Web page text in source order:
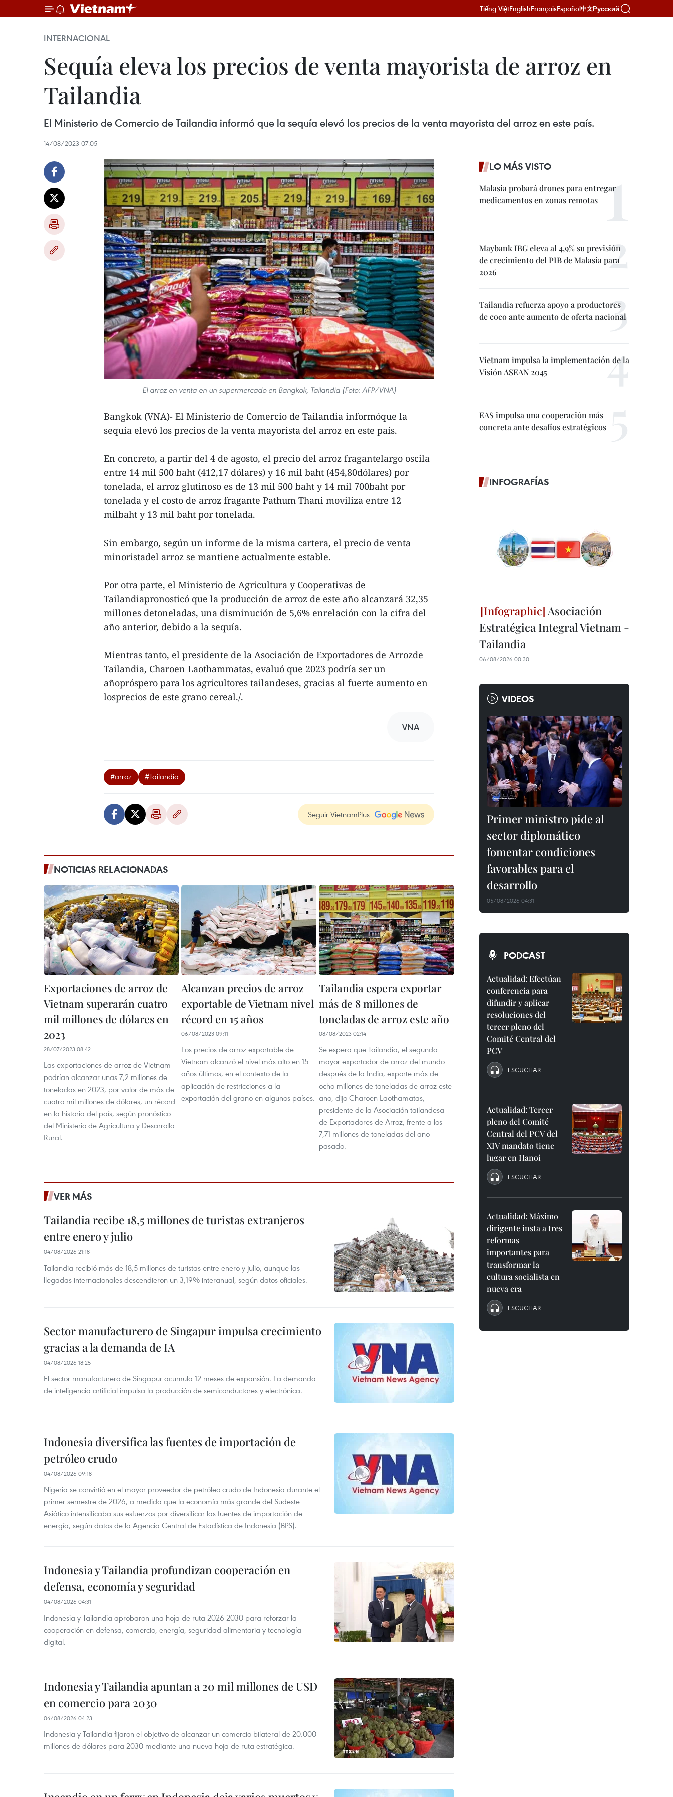
Tiếng ViệtEnglishFrançaisEspañol中文Русский
INTERNACIONAL
Sequía eleva los precios de venta mayorista de arroz en
Tailandia
El Ministerio de Comercio de Tailandia informó que la sequía elevó los precios de la venta mayorista del arroz en este país.
14/08/2023 07:05
El arroz en venta en un supermercado en Bangkok, Tailandia (Foto: AFP/VNA)
Bangkok (VNA)- El Ministerio de Comercio de Tailandia informóque la
sequía elevó los precios de la venta mayorista del arroz en este país.
En concreto, a partir del 4 de agosto, el precio del arroz fragantelargo oscila
entre 14 mil 500 baht (412,17 dólares) y 16 mil baht (454,80dólares) por
tonelada, el arroz glutinoso es de 13 mil 500 baht y 14 mil 700baht por
tonelada y el costo de arroz fragante Pathum Thani moviliza entre 12
milbaht y 13 mil baht por tonelada.
Sin embargo, según un informe de la misma cartera, el precio de venta
minoristadel arroz se mantiene actualmente estable.
Por otra parte, el Ministerio de Agricultura y Cooperativas de
Tailandiapronosticó que la producción de arroz de este año alcanzará 32,35
millones detoneladas, una disminución de 5,6% enrelación con la cifra del
año anterior, debido a la sequía.
Mientras tanto, el presidente de la Asociación de Exportadores de Arrozde
Tailandia, Charoen Laothammatas, evaluó que 2023 podría ser un
añopróspero para los agricultores tailandeses, gracias al fuerte aumento en
losprecios de este grano cereal./.
VNA
#arroz #Tailandia
Seguir VietnamPlus
NOTICIAS RELACIONADAS
Exportaciones de arroz de
Vietnam superarán cuatro
mil millones de dólares en
2023
28/07/2023 08:42
Las exportaciones de arroz de Vietnam
podrían alcanzar unas 7,2 millones de
toneladas en 2023, por valor de más de
cuatro mil millones de dólares, un récord
en la historia del país, según pronóstico
del Ministerio de Agricultura y Desarrollo
Rural.
Alcanzan precios de arroz
exportable de Vietnam nivel
récord en 15 años
06/08/2023 09:11
Los precios de arroz exportable de
Vietnam alcanzó el nivel más alto en 15
años últimos, en el contexto de la
aplicación de restricciones a la
exportación del grano en algunos países.
Tailandia espera exportar
más de 8 millones de
toneladas de arroz este año
08/08/2023 02:14
Se espera que Tailandia, el segundo
mayor exportador de arroz del mundo
después de la India, exporte más de
ocho millones de toneladas de arroz este
año, dijo Charoen Laothamatas,
presidente de la Asociación tailandesa
de Exportadores de Arroz, frente a los
7,71 millones de toneladas del año
pasado.
VER MÁS
Tailandia recibe 18,5 millones de turistas extranjeros
entre enero y julio
04/08/2026 21:18
Tailandia recibió más de 18,5 millones de turistas entre enero y julio, aunque las
llegadas internacionales descendieron un 3,19% interanual, según datos oficiales.
Sector manufacturero de Singapur impulsa crecimiento
gracias a la demanda de IA
04/08/2026 18:25
El sector manufacturero de Singapur acumula 12 meses de expansión. La demanda
de inteligencia artificial impulsa la producción de semiconductores y electrónica.
Indonesia diversifica las fuentes de importación de
petróleo crudo
04/08/2026 09:18
Nigeria se convirtió en el mayor proveedor de petróleo crudo de Indonesia durante el
primer semestre de 2026, a medida que la economía más grande del Sudeste
Asiático intensificaba sus esfuerzos por diversificar las fuentes de importación de
energía, según datos de la Agencia Central de Estadística de Indonesia (BPS).
Indonesia y Tailandia profundizan cooperación en
defensa, economía y seguridad
04/08/2026 04:31
Indonesia y Tailandia aprobaron una hoja de ruta 2026-2030 para reforzar la
cooperación en defensa, comercio, energía, seguridad alimentaria y tecnología
digital.
Indonesia y Tailandia apuntan a 20 mil millones de USD
en comercio para 2030
04/08/2026 04:23
Indonesia y Tailandia fijaron el objetivo de alcanzar un comercio bilateral de 20.000
millones de dólares para 2030 mediante una nueva hoja de ruta estratégica.
LO MÁS VISTO
Malasia probará drones para entregar
medicamentos en zonas remotas
Maybank IBG eleva al 4,9% su previsión
de crecimiento del PIB de Malasia para
2026
Tailandia refuerza apoyo a productores
de coco ante aumento de oferta nacional
Vietnam impulsa la implementación de la
Visión ASEAN 2045
EAS impulsa una cooperación más
concreta ante desafíos estratégicos
INFOGRAFÍAS
Asociación
Estratégica Integral Vietnam -
Tailandia
06/08/2026 00:30
VIDEOS
Primer ministro pide al
sector diplomático
fomentar condiciones
favorables para el
desarrollo
05/08/2026 04:31
PODCAST
Actualidad: Efectúan
conferencia para
difundir y aplicar
resoluciones del
tercer pleno del
Comité Central del
PCV
ESCUCHAR
Actualidad: Tercer
pleno del Comité
Central del PCV del
XIV mandato tiene
lugar en Hanoi
ESCUCHAR
Actualidad: Máximo
dirigente insta a tres
reformas
importantes para
transformar la
cultura socialista en
nueva era
ESCUCHAR